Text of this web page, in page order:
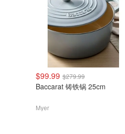
$99.99 $279.99
Baccarat 铸铁锅 25cm
Myer